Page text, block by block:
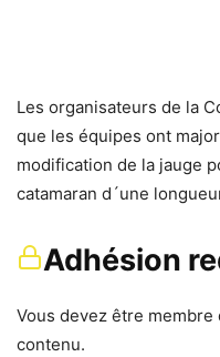
Les organisateurs de la
que les équipes ont
modification de la jauge
catamaran d´une
Adhésion
Vous devez être
contenu.